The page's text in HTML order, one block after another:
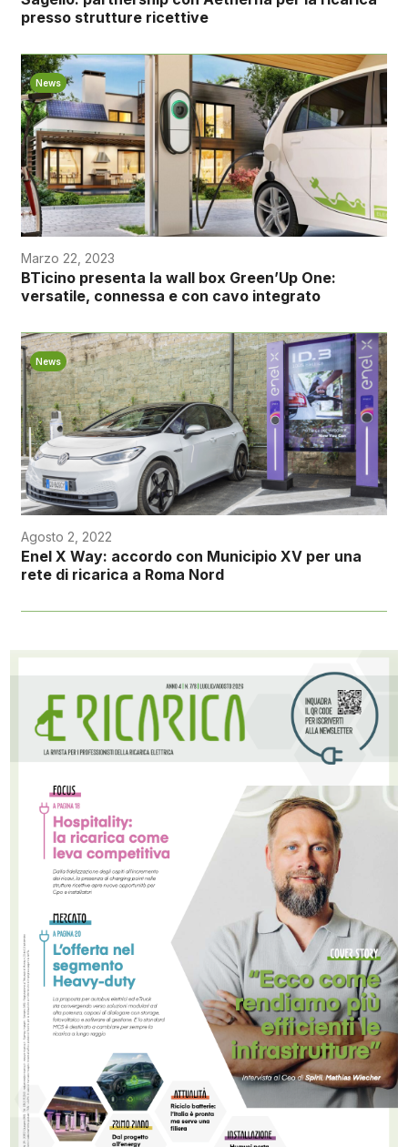
presso strutture ricettive
News
Marzo 22, 2023
BTicino presenta la wall box Green’Up One:
versatile, connessa e con cavo integrato
News
Agosto 2, 2022
Enel X Way: accordo con Municipio XV per una
rete di ricarica a Roma Nord